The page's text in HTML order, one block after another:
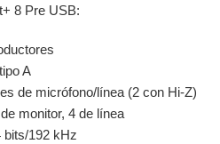
8 Pre USB:
A
de micrófono/línea (2 con Hi-Z)
monitor, 4 de línea
bits/192 kHz